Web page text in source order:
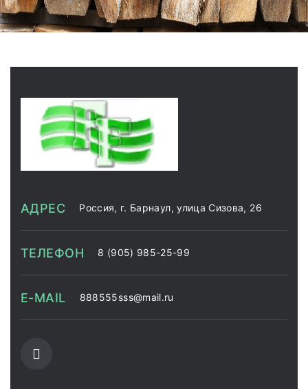
АДРЕС Россия, г. Барнаул, улица Сизова, 26
ТЕЛЕФОН 8 (905) 985-25-99
E-MAIL 888555sss@mail.ru